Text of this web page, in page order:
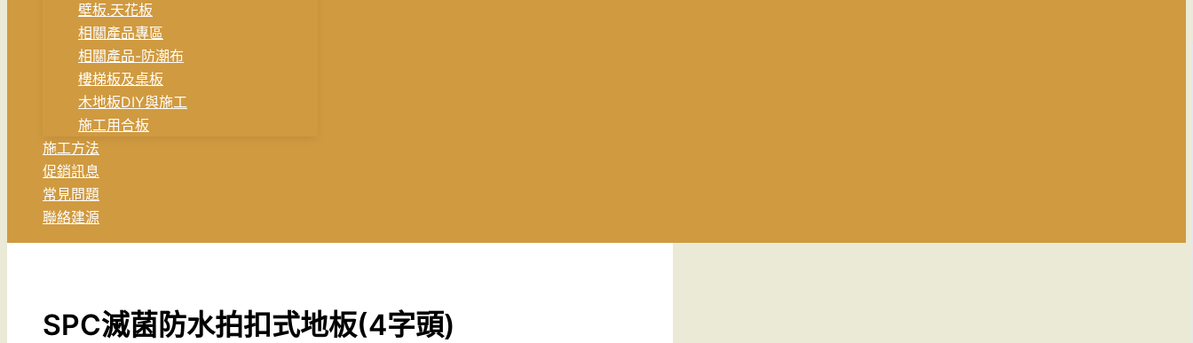
壁板.天花板
相關產品專區
相關產品-防潮布
樓梯板及桌板
木地板DIY與施工
施工用合板
施工方法
促銷訊息
常見問題
聯絡建源
SPC滅菌防水拍扣式地板(4字頭)